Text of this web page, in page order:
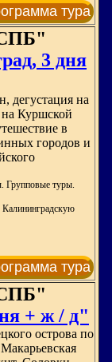
тура
3 дня
дегустация на
Куршской
в
городов и
Групповые туры.
Калининградскую
тура
+ ж / д"
острова по